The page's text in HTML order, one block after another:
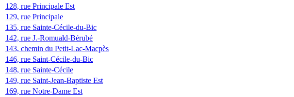
128, rue Principale Est
129, rue Principale
135, rue Sainte-Cécile-du-Bic
142, rue J.-Romuald-Bérubé
143, chemin du Petit-Lac-Macpès
146, rue Saint-Cécile-du-Bic
148, rue Sainte-Cécile
149, rue Saint-Jean-Baptiste Est
169, rue Notre-Dame Est